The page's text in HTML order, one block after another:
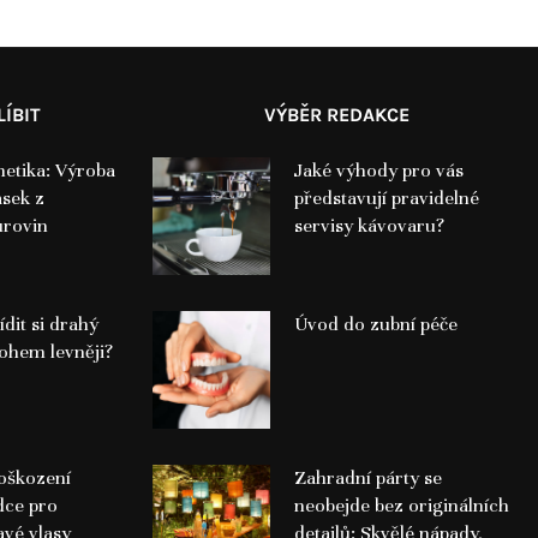
Výroba
z
si drahý
levněji?
pro
vlasy
VÝBĚR REDAKCE
Jaké výhody pro vás
představují pravidelné
servisy kávovaru?
Úvod do zubní péče
Zahradní párty se
neobejde bez originálních
detailů: Skvělé nápady,